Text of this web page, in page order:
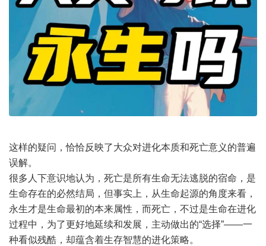
这样的疑问，恰恰反映了大众对进化本质和死亡意义的普遍
误解。
很多人下意识地认为，死亡是所有生命无法逃脱的宿命，是
生命存在的必然结局，但事实上，从生命起源的角度来看，
永生才是生命最初的本来属性，而死亡，不过是生命在进化
过程中，为了更好地延续和发展，主动做出的“选择”——一
种看似残酷，却蕴含着生存智慧的进化策略。